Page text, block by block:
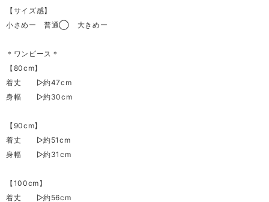
【サイズ感】
小さめー 普通◯ 大きめー
＊ワンピース＊
【80cm】
着丈 ▷約47cm
身幅 ▷約30cm
【90cm】
着丈 ▷約51cm
身幅 ▷約31cm
【100cm】
着丈 ▷約56cm